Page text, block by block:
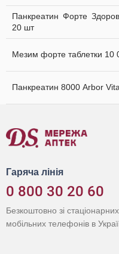
Панкреатин Форте
20 шт
Мезим форте таблетки
Панкреатин 8000 Arbor
Гаряча лінія
0 800 30 20 60
Безкоштовно зі стаціонарних
мобільних телефонів в